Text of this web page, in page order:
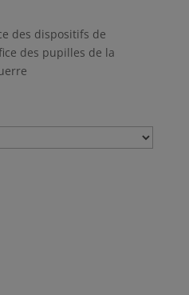
des dispositifs de
des pupilles de la